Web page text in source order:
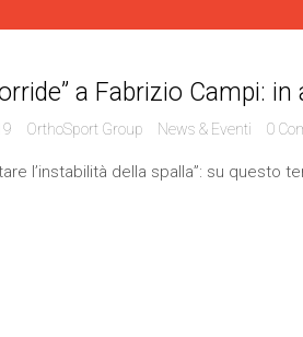
a Fabrizio Campi:
OrthoSport Group News & Eventi 0
l’instabilità della spalla”: su